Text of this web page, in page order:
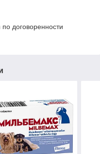
договоренности